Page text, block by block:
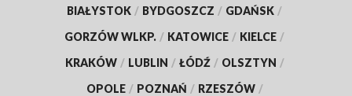
BIAŁYSTOK / BYDGOSZCZ / GDAŃSK /
GORZÓW WLKP. / KATOWICE / KIELCE /
KRAKÓW / LUBLIN / ŁÓDŹ / OLSZTYN /
OPOLE / POZNAŃ / RZESZÓW /